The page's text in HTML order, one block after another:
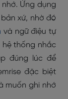
Ứng dụng
xứ, nhờ đó
và ngữ điệu tự
hệ thống nhắc
đúng lúc để
đặc biệt
muốn ghi nhớ